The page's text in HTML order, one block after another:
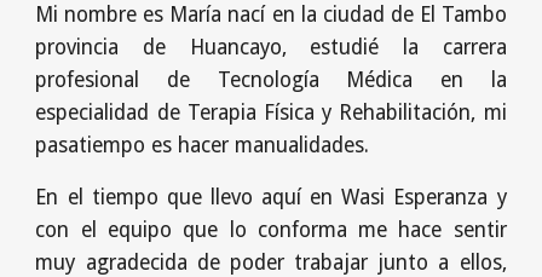
Mi nombre es María nací en la ciudad de El Tambo
provincia de Huancayo, estudié la carrera
profesional de Tecnología Médica en la
especialidad de Terapia Física y Rehabilitación, mi
pasatiempo es hacer manualidades.
En el tiempo que llevo aquí en Wasi Esperanza y
con el equipo que lo conforma me hace sentir
muy agradecida de poder trabajar junto a ellos,